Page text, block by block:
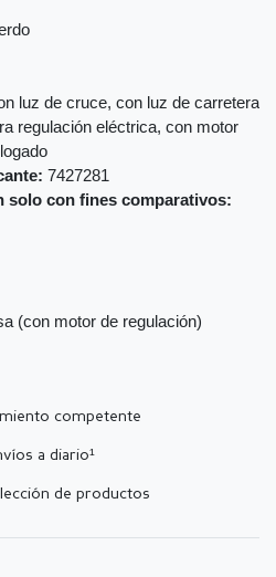
luz de cruce, con luz de carretera
regulación eléctrica, con motor
7427281
solo con fines comparativos:
(con motor de regulación)
competente
a diario¹
de productos